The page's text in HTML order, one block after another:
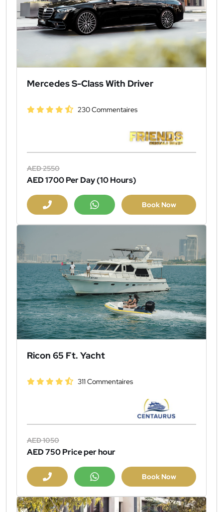
Mercedes S-Class With Driver
230 Commentaires
AED 2550
AED 1700Per Day (10 Hours)
Book Now
Ricon 65 Ft. Yacht
311 Commentaires
AED 1050
AED 750Price per hour
Book Now